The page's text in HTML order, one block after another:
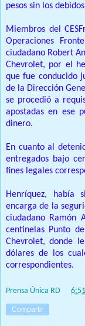
pesos sin los
Miembros del
Operaciones
ciudadano Robert
Chevrolet, por el
que fue conducido
de la Dirección
se procedió a
apostadas en ese
dinero.
En cuanto al
entregados bajo
fines legales
Henríquez, había
encarga de la
ciudadano Ramón
centinelas Punto
Chevrolet, donde
dólares de los
correspondientes.
Prensa Única RD
Compartir